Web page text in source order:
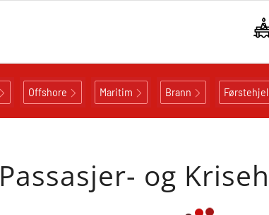
Offshore Maritim Brann
Passasjer- og